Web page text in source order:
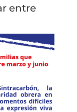
entre